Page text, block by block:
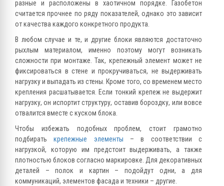
разные и расположены в хаотичном порядке. Газобетон
считается прочнее по ряду показателей, однако это зависит
от качества каждого конкретного продукта.
В любом случае и те, и другие блоки являются достаточно
рыхлым материалом, именно поэтому могут возникать
сложности при монтаже. Так, крепежный элемент может не
фиксироваться в стене и прокручиваться, не выдерживать
нагрузку и выпадать из стены. Кроме того, со временем место
крепления расшатывается. Если тонкий крепеж не выдержит
нагрузку, он испортит структуру, оставив бороздку, или вовсе
отвалится вместе с куском блока.
Чтобы избежать подобных проблем, стоит грамотно
подбиратькрепежные элементы – в соответствии с
нагрузкой, которую им предстоит выдерживать, а также
плотностью блоков согласно маркировке. Для декоративных
деталей – полок и картин – подойдут одни, а для
коммуникаций, элементов фасада и техники – другие.